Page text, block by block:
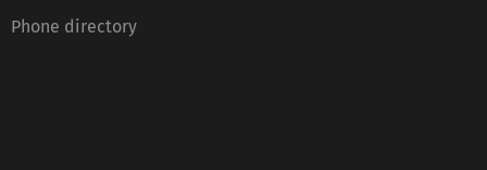
Phone directory